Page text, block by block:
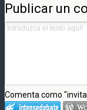
Publicar un
Comenta como